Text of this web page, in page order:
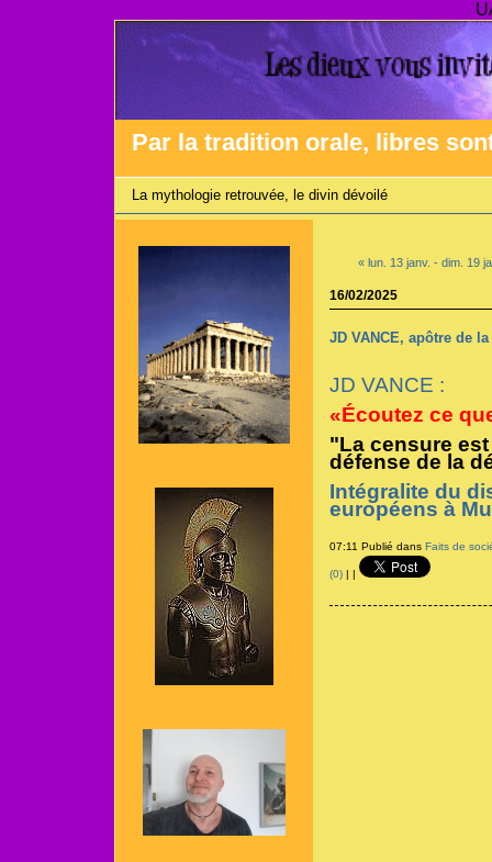
Par la tradition orale, libres
La mythologie retrouvée, le divin dévoilé
« lun. 13 janv. - dim. 19
16/02/2025
JD VANCE, apôtre de
JD VANCE :
«Écoutez ce
"La censure
défense de la
Intégralite du
européens à
07:11 Publié dans Faits de
(0)| |